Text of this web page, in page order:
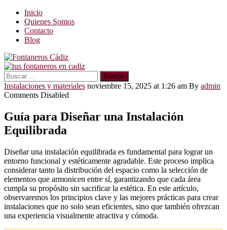
Inicio
Quienes Somos
Contacto
Blog
Buscar:
Instalaciones y materiales noviembre 15, 2025 at 1:26 am By admin
Comments Disabled
Guía para Diseñar una Instalación
Equilibrada
Diseñar una instalación equilibrada es fundamental para lograr un
entorno funcional y estéticamente agradable. Este proceso implica
considerar tanto la distribución del espacio como la selección de
elementos que armonicen entre sí, garantizando que cada área
cumpla su propósito sin sacrificar la estética. En este artículo,
observaremos los principios clave y las mejores prácticas para crear
instalaciones que no solo sean eficientes, sino que también ofrezcan
una experiencia visualmente atractiva y cómoda.